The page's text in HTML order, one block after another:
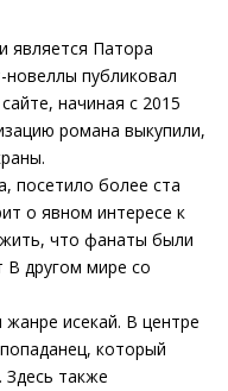
является Патора
публиковал
начиная с 2015
романа выкупили,
посетило более ста
о явном интересе к
что фанаты были
В другом мире со
исекай. В центре
который
Здесь также